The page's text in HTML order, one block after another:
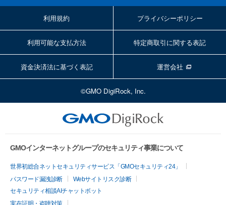
利用規約 プライバシーポリシー
利用可能な支払方法 特定商取引に関する表記
資金決済法に基づく表記 運営会社
©GMO DigiRock, Inc.
GMOインターネットグループのセキュリティ事業について
世界初総合ネットセキュリティサービス「GMOセキュリティ24」
パスワード漏洩診断
Webサイトリスク診断
セキュリティ相談AIチャットボット
実在証明・盗聴対策